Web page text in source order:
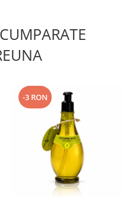
-3 RON